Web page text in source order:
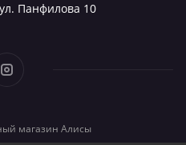
Панфилова 10
магазин Алисы